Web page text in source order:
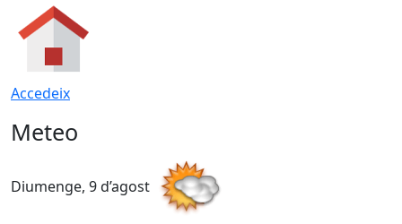
Accedeix
Meteo
Diumenge, 9 d’agost